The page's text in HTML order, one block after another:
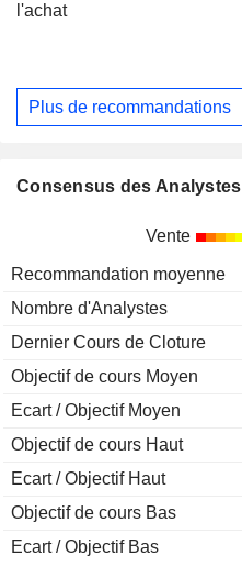
l'achat
Plus de recommandations
Consensus des Analystes
Vente
Recommandation moyenne
Nombre d'Analystes
Dernier Cours de Cloture
Objectif de cours Moyen
Ecart / Objectif Moyen
Objectif de cours Haut
Ecart / Objectif Haut
Objectif de cours Bas
Ecart / Objectif Bas